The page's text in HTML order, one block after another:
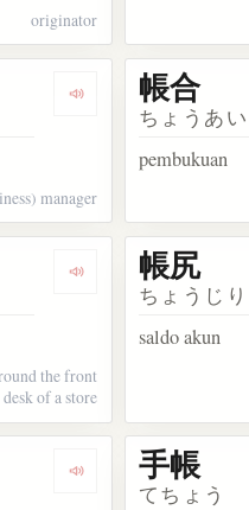
originator
Dengarkan kosakata 帳
manager
帳合
ちょうあい
pembukuan
Dengarkan kosakata
the front
desk of a store
帳尻
ちょうじり
saldo akun
Dengarkan kosakata 蚊
手帳
てちょう